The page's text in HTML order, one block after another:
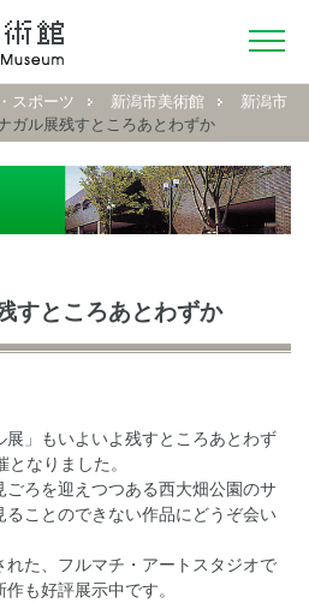
スポーツ 新潟市美術館
新潟市
ガル展残すところあとわずか
すところあとわずか
展」もいよいよ残すところあとわず
なりました。
ろを迎えつつある西大畑公園のサ
ことのできない作品にどうぞ会い
た、フルマチ・アートスタジオで
も好評展示中です。